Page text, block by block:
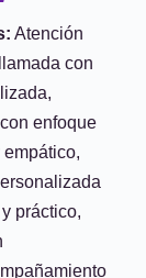
Atención
con
enfoque
práctico,